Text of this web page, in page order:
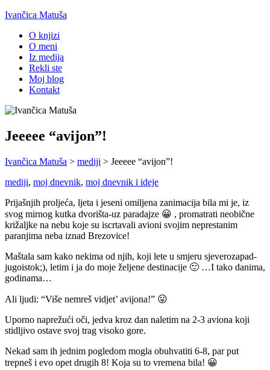
Ivančica Matuša
O knjizi
O meni
Iz medija
Rekli ste
Moj blog
Kontakt
Jeeeee “avijon”!
Ivančica Matuša > mediji > Jeeeee “avijon”!
mediji, moj dnevnik, moj dnevnik i ideje
Prijašnjih proljeća, ljeta i jeseni omiljena zanimacija bila mi je, iz
svog mirnog kutka dvorišta-uz paradajze 😀 , promatrati neobične
križaljke na nebu koje su iscrtavali avioni svojim neprestanim
paranjima neba iznad Brezovice!
Maštala sam kako nekima od njih, koji lete u smjeru sjeverozapad-
jugoistok;), letim i ja do moje željene destinacije 🙂 …I tako danima,
godinama…
Ali ljudi: “Više nemreš vidjet’ avijona!” 😛
Uporno naprežući oči, jedva kroz dan naletim na 2-3 aviona koji
stidljivo ostave svoj trag visoko gore.
Nekad sam ih jednim pogledom mogla obuhvatiti 6-8, par put
trepneš i evo opet drugih 8! Koja su to vremena bila! 😀